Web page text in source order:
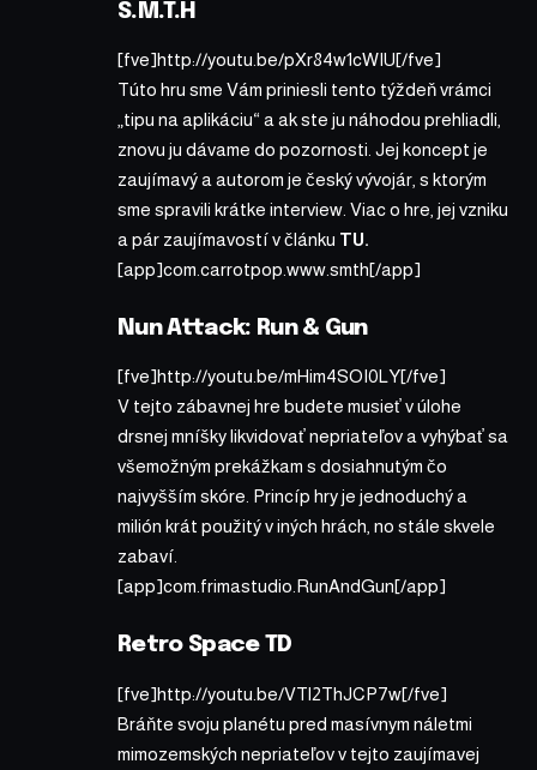
S.M.T.H
[fve]http://youtu.be/pXr84w1cWIU[/fve]
Túto hru sme Vám priniesli tento týždeň vrámci
„tipu na aplikáciu“ a ak ste ju náhodou prehliadli,
znovu ju dávame do pozornosti. Jej koncept je
zaujímavý a autorom je český vývojár, s ktorým
sme spravili krátke interview. Viac o hre, jej vzniku
a pár zaujímavostí v článku TU.
[app]com.carrotpop.www.smth[/app]
Nun Attack: Run & Gun
[fve]http://youtu.be/mHim4SOI0LY[/fve]
V tejto zábavnej hre budete musieť v úlohe
drsnej mníšky likvidovať nepriateľov a vyhýbať sa
všemožným prekážkam s dosiahnutým čo
najvyšším skóre. Princíp hry je jednoduchý a
milión krát použitý v iných hrách, no stále skvele
zabaví.
[app]com.frimastudio.RunAndGun[/app]
Retro Space TD
[fve]http://youtu.be/VTl2ThJCP7w[/fve]
Bráňte svoju planétu pred masívnym náletmi
mimozemských nepriateľov v tejto zaujímavej